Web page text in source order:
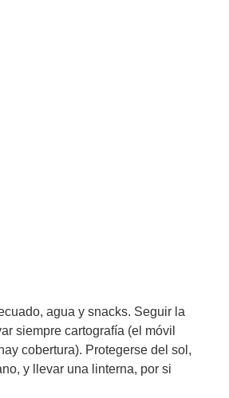
agua y snacks. Seguir la
siempre cartografía (el móvil
cobertura). Protegerse del sol,
y llevar una linterna, por si